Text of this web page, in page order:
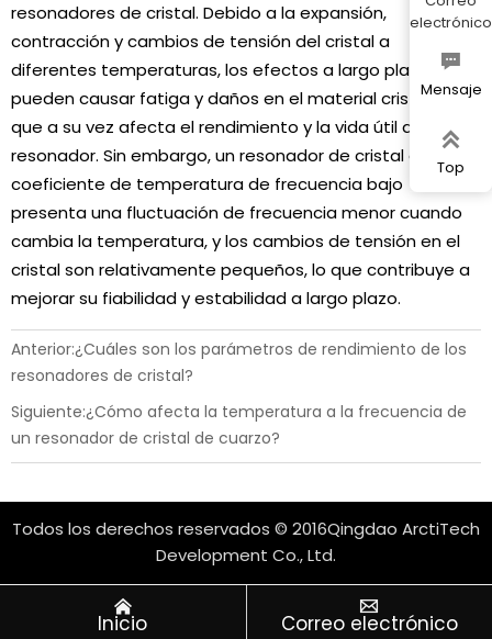
resonadores de cristal. Debido a la expansión,
contracción y cambios de tensión del cristal a
diferentes temperaturas, los efectos a largo plazo
pueden causar fatiga y daños en el material cristalino, lo
que a su vez afecta el rendimiento y la vida útil del
resonador. Sin embargo, un resonador de cristal con un
coeficiente de temperatura de frecuencia bajo
presenta una fluctuación de frecuencia menor cuando
cambia la temperatura, y los cambios de tensión en el
cristal son relativamente pequeños, lo que contribuye a
mejorar su fiabilidad y estabilidad a largo plazo.
Anterior:¿Cuáles son los parámetros de rendimiento de los
resonadores de cristal?
Siguiente:¿Cómo afecta la temperatura a la frecuencia de
un resonador de cristal de cuarzo?
Todos los derechos reservados © 2016Qingdao ArctiTech
Development Co., Ltd.

Inicio

Correo electrónico
electrónico

Mensaje

Top